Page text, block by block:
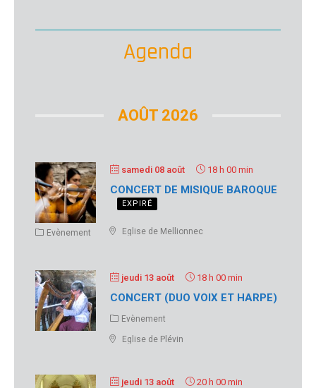
Agenda
AOÛT 2026
samedi 08 août 18 h 00 min
CONCERT DE MISIQUE BAROQUE
EXPIRÉ
Eglise de Mellionnec
Evènement
jeudi 13 août 18 h 00 min
CONCERT (DUO VOIX ET HARPE)
Eglise de Plévin
Evènement
jeudi 13 août 20 h 00 min